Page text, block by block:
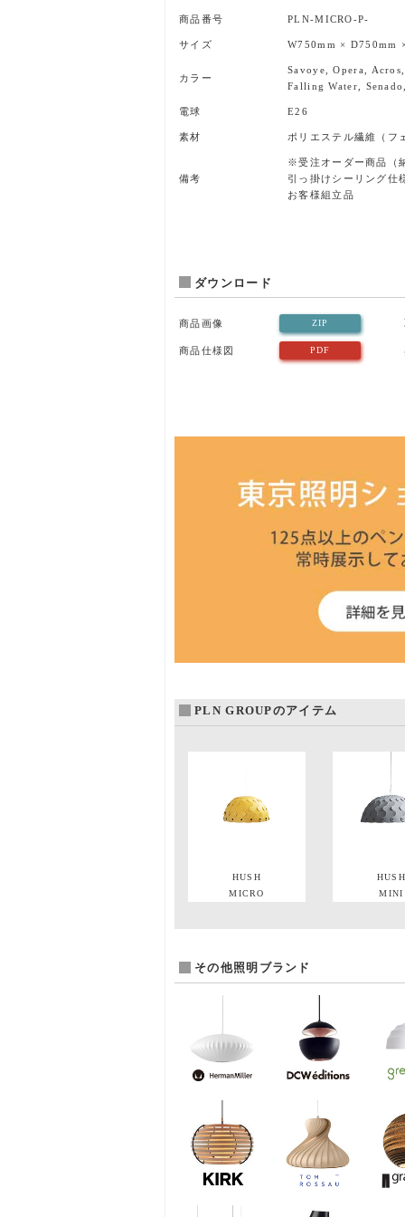
商品番号 PLN-MICRO-P-
サイズ W750mm × D750mm
カラー
Savoye, Opera,
Falling Water,
電球 E26
素材 ポリエステル繊維（フ
備考
※受注オーダー商品（
引っ掛けシーリング仕
お客様組立品
ダウンロード
商品画像 ZIP
商品仕様図 PDF
PLN GROUPのアイテム
HUSH
MICRO
MINI
その他照明ブランド